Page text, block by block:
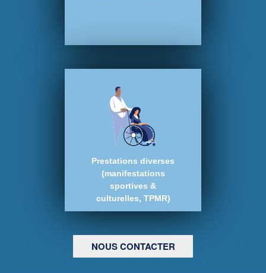
Prestations diverses
(manifestations
sportives &
culturelles, TPMR)
NOUS CONTACTER